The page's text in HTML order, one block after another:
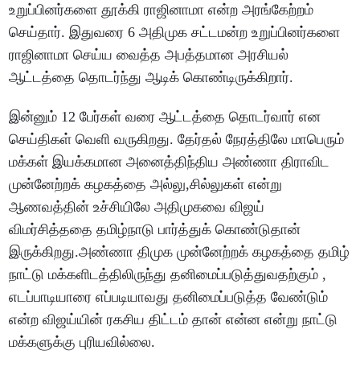
உறுப்பினர்களை தூக்கி ராஜினாமா என்ற அரங்கேற்றம்
செய்தார். இதுவரை 6 அதிமுக சட்டமன்ற உறுப்பினர்களை
ராஜினாமா செய்ய வைத்த அபத்தமான அரசியல்
ஆட்டத்தை தொடர்ந்து ஆடிக் கொண்டிருக்கிறார்.
இன்னும் 12 பேர்கள் வரை ஆட்டத்தை தொடர்வார் என
செய்திகள் வெளி வருகிறது. தேர்தல் நேரத்திலே மாபெரும்
மக்கள் இயக்கமான அனைத்திந்திய அண்ணா திராவிட
முன்னேற்றக் கழகத்தை அல்லு,சில்லுகள் என்று
ஆணவத்தின் உச்சியிலே அதிமுகவை விஜய்
விமர்சித்ததை தமிழ்நாடு பார்த்துக் கொண்டுதான்
இருக்கிறது.அண்ணா திமுக முன்னேற்றக் கழகத்தை தமிழ்
நாட்டு மக்களிடத்திலிருந்து தனிமைப்படுத்துவதற்கும் ,
எடப்பாடியாரை எப்படியாவது தனிமைப்படுத்த வேண்டும்
என்ற விஜய்யின் ரகசிய திட்டம் தான் என்ன என்று நாட்டு
மக்களுக்கு புரியவில்லை.